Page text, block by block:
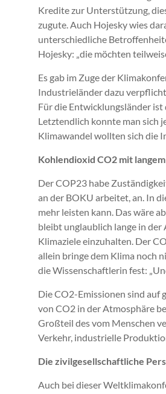
Kredite zur Unterstützung,
zugute. Auch Hojesky wies
unterschiedliche
Hojesky: „die möchten
Es gab im Zuge der
Industrieländer dazu
Für die Entwicklungsländer ist
Letztendlich konnte man sich
Klimawandel wollten sich die
Kohlendioxid CO2 mit
Der COP23 habe
an der BOKU arbeitet, an. In
mehr leisten kann. Das wäre
bleibt unglaublich lange in der
Klimaziele einzuhalten. Der
allein bringe dem Klima noch
die Wissenschaftlerin fest:
Die CO2-Emissionen sind auf
von CO2 in der Atmosphäre
Großteil des vom Menschen
Verkehr, industrielle
Die zivilgesellschaftliche
Auch bei dieser